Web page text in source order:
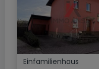
Einfamilienhaus